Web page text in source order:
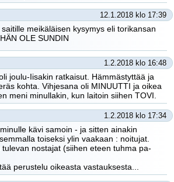
12.1.2018 klo 17:39
meikäläisen kysymys eli torikansan
OLE SUNDIN
1.2.2018 klo 16:48
joulu-Iisakin ratkaisut. Hämmästyttää ja
kohta. Vihjesana oli MINUUTTI ja oikea
meni minullakin, kun laitoin siihen TOVI.
1.2.2018 klo 17:34
kävi samoin - ja sitten ainakin
toiseksi ylin vaakaan : noitujat.
nostajat (siihen eteen tuhma pa-
perustelu oikeasta vastauksesta...